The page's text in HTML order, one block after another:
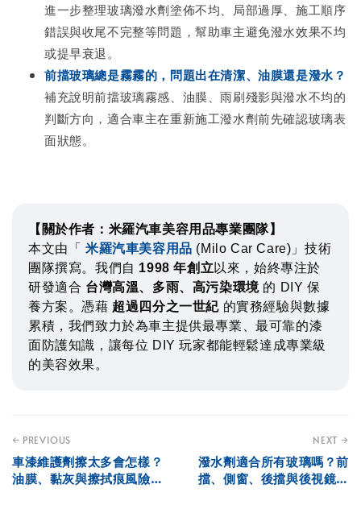
進一步整理玻璃潑水劑塗佈不均、局部過厚、施工順序
錯誤與收尾不完整等問題，幫助車主避免潑水效果不均
或提早衰退。
前擋玻璃總是霧霧的，問題出在清潔、油膜還是潑水？
補充說明前擋玻璃霧感、油膜、雨刷殘影與潑水不均的
判斷方向，適合車主在重新施工潑水劑前先確認玻璃表
面狀態。
【關於作者：米羅汽車美容用品專業團隊】
本文由「 米羅汽車美容用品 (Milo Car Care)」技術
團隊撰寫。我們自 1998 年創立 以來，始終專注於
研發適合 台灣高溫、多雨、高污染環境的 DIY 保
養方案。憑藉 超過四分之一世紀 的實務經驗與數據
累積，我們致力於為車主提供最專業、最可靠的漆
面防護知識，讓每位 DIY 玩家都能輕鬆達成專業級
的美容效果。
← PREVIOUS
車漆維護劑擦太多會怎樣？
油膜、黏灰與擦拭痕風險解
NEXT →
潑水劑適合所有玻璃嗎？前
擋、側窗、後擋與後視鏡使